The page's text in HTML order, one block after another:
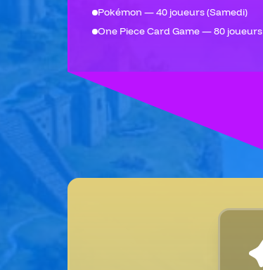
Pokémon — 40 joueurs (Samedi)
One Piece Card Game — 80